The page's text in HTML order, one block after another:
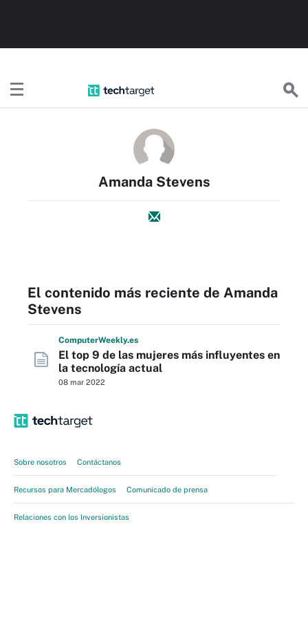
Amanda Stevens
El contenido más reciente de Amanda
Stevens
ComputerWeekly.es
El top 9 de las mujeres más influyentes en
la tecnología actual
08 mar 2022
Sobre nosotros Contáctanos
Recursos para Mercadólogos Comunicado de prensa
Relaciones con los Inversionistas